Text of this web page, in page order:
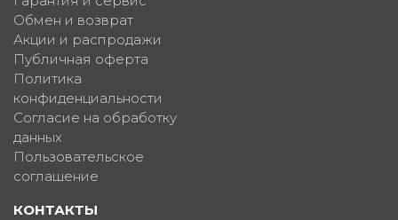
Обмен и возврат
Акции и распродажи
Публичная оферта
Политика
конфиденциальности
Согласие на обработку
данных
Пользовательское
соглашение
КОНТАКТЫ